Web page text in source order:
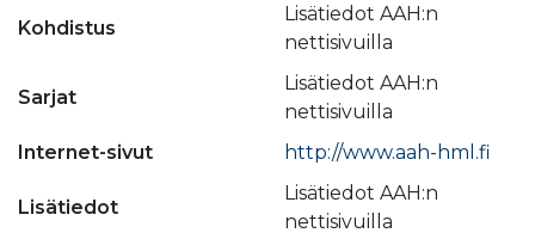
Kohdistus
Lisätiedot AAH:n
nettisivuilla
Sarjat
Lisätiedot AAH:n
nettisivuilla
Internet-sivut
http://www.aah-hml.fi
Lisätiedot
Lisätiedot AAH:n
nettisivuilla